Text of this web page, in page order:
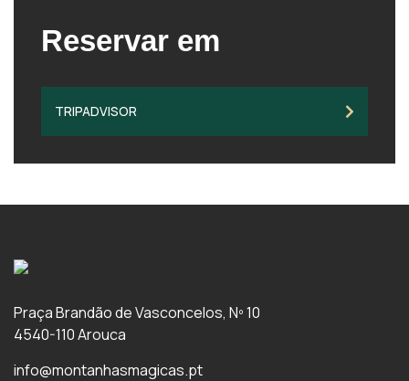
Reservar em
TRIPADVISOR
Praça Brandão de Vasconcelos, Nº 10
4540-110 Arouca
info@montanhasmagicas.pt